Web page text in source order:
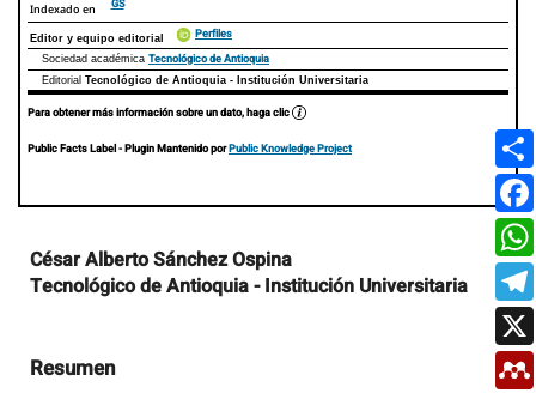
Indexado en GS
Editor y equipo editorial Perfiles
Sociedad académica Tecnológico de Antioquia
Editorial Tecnológico de Antioquia - Institución Universitaria
Para obtener más información sobre un dato, haga clic
Public Facts Label- Plugin Mantenido porPublic Knowledge Project
Contenido
principal
del
César Alberto Sánchez Ospina
Tecnológico de Antioquia - Institución Universitaria
Resumen